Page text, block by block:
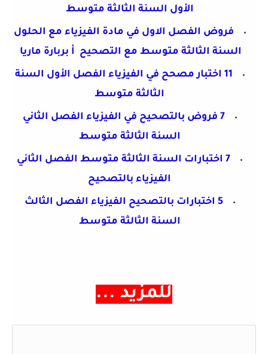
الأول السنة الثالثة متوسط
فروض الفصل الاول في مادة الفيزياء مع الحلول
السنة الثالثة متوسط مع التصحيح أ بربارة ماريا
11 اختبار مصحح في الفيزياء الفصل الأول السنة
الثالثة متوسط
7 فروض بالتصحيح في الفيزياء الفصل الثاني
السنة الثالثة متوسط
7 اختبارات السنة الثالثة متوسط الفصل الثاني
الفيزياء بالتصحيح
5 اختبارات بالتصحيح الفيزياء الفصل الثالث
السنة الثالثة متوسط
... للمزيد